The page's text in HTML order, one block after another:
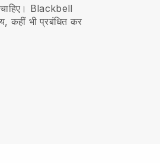
Blackbell
कहीं भी प्रबंधित कर